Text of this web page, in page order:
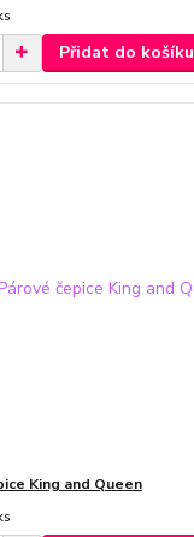
Přidat do košíku
King and Queen